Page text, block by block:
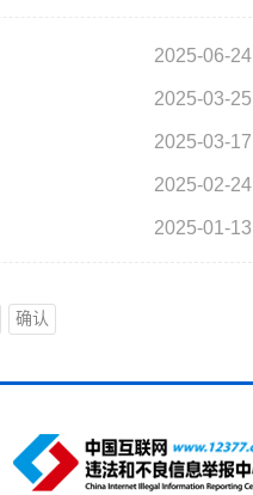
2025-06-24
2025-03-25
2025-03-17
2025-02-24
2025-01-13
确认